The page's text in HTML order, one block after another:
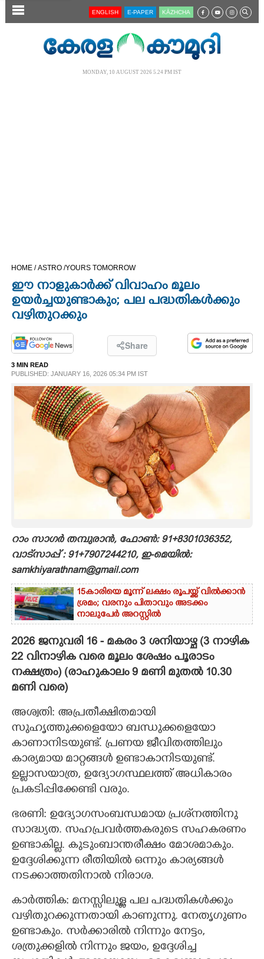
SECTIONS
OPINION
PHOTOS
LIFESTYLE
SPIRITUAL
CARTOONS
LITERATURE
ZOOM
CONTACT US
ENGLISH E-PAPER KĀZHCHA
MONDAY, 10 AUGUST 2026 5.24 PM IST
HOME /ASTRO /YOURS TOMORROW
ഈ നാളുകാർക്ക് വിവാഹം മൂലം
ഉയർച്ചയുണ്ടാകും; പല പദ്ധതികള്‍ക്കും
വഴിതുറക്കും
Share
3 MIN READ
PUBLISHED: JANUARY 16, 2026 05:34 PM IST
റാം സാഗർ തമ്പുരാൻ, ഫോൺ: 91+8301036352,
വാട്സാപ്പ് : 91+7907244210, ഇ-മെയിൽ:
samkhiyarathnam@gmail.com
15കാരിയെ മൂന്ന് ലക്ഷം രൂപയ്ക്ക് വിൽക്കാൻ
ശ്രമം; വരനും പിതാവും അടക്കം
നാലുപേർ അറസ്റ്റിൽ
2026 ജനുവരി 16 - മകരം 3 ശനിയാഴ്ച (3 നാഴിക
22 വിനാഴിക വരെ മൂലം ശേഷം പൂരാടം
നക്ഷത്രം) (രാഹുകാലം 9 മണി മുതൽ 10.30
മണി വരെ)
അശ്വതി: അപ്രതീക്ഷിതമായി
സുഹൃത്തുക്കളെയോ ബന്ധുക്കളെയോ
കാണാനിടയുണ്ട്. പ്രണയ ജീവിതത്തിലും
കാര്യമായ മാറ്റങ്ങൾ ഉണ്ടാകാനിടയുണ്ട്.
ഉല്ലാസയാത്ര, ഉദ്യോഗസ്ഥലത്ത് അധികാരം
പ്രകടിപ്പിക്കേണ്ടി വരും.
ഭരണി: ഉദ്യോഗസംബന്ധമായ പ്രശ്‌നത്തിനു
സാദ്ധ്യത. സഹപ്രവര്‍ത്തകരുടെ സഹകരണം
ഉണ്ടാകില്ല. കുടുംബാന്തരീക്ഷം മോശമാകും.
ഉദ്ദേശിക്കുന്ന രീതിയിൽ ഒന്നും കാര്യങ്ങൾ
നടക്കാത്തതിനാൽ നിരാശ.
കാർത്തിക: മനസ്സിലുള്ള പല പദ്ധതികള്‍ക്കും
വഴിതുറക്കുന്നതായി കാണുന്നു. നേതൃഗുണം
ഉണ്ടാകും. സർക്കാരിൽ നിന്നും നേട്ടം,
ശത്രുക്കളിൽ നിന്നും ജയം, ഉദ്ദേശിച്ച